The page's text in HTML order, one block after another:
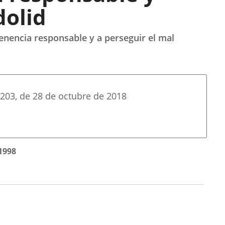
responsable y a perseguir el mal
203, de 28 de octubre de 2018